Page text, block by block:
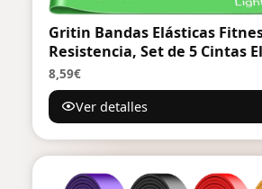
Gritin Bandas Elásticas
Resistencia, Set de 5 Cintas
Fitness y Musculación de
a la Piel con Guía de
8,59€
Ver detalles